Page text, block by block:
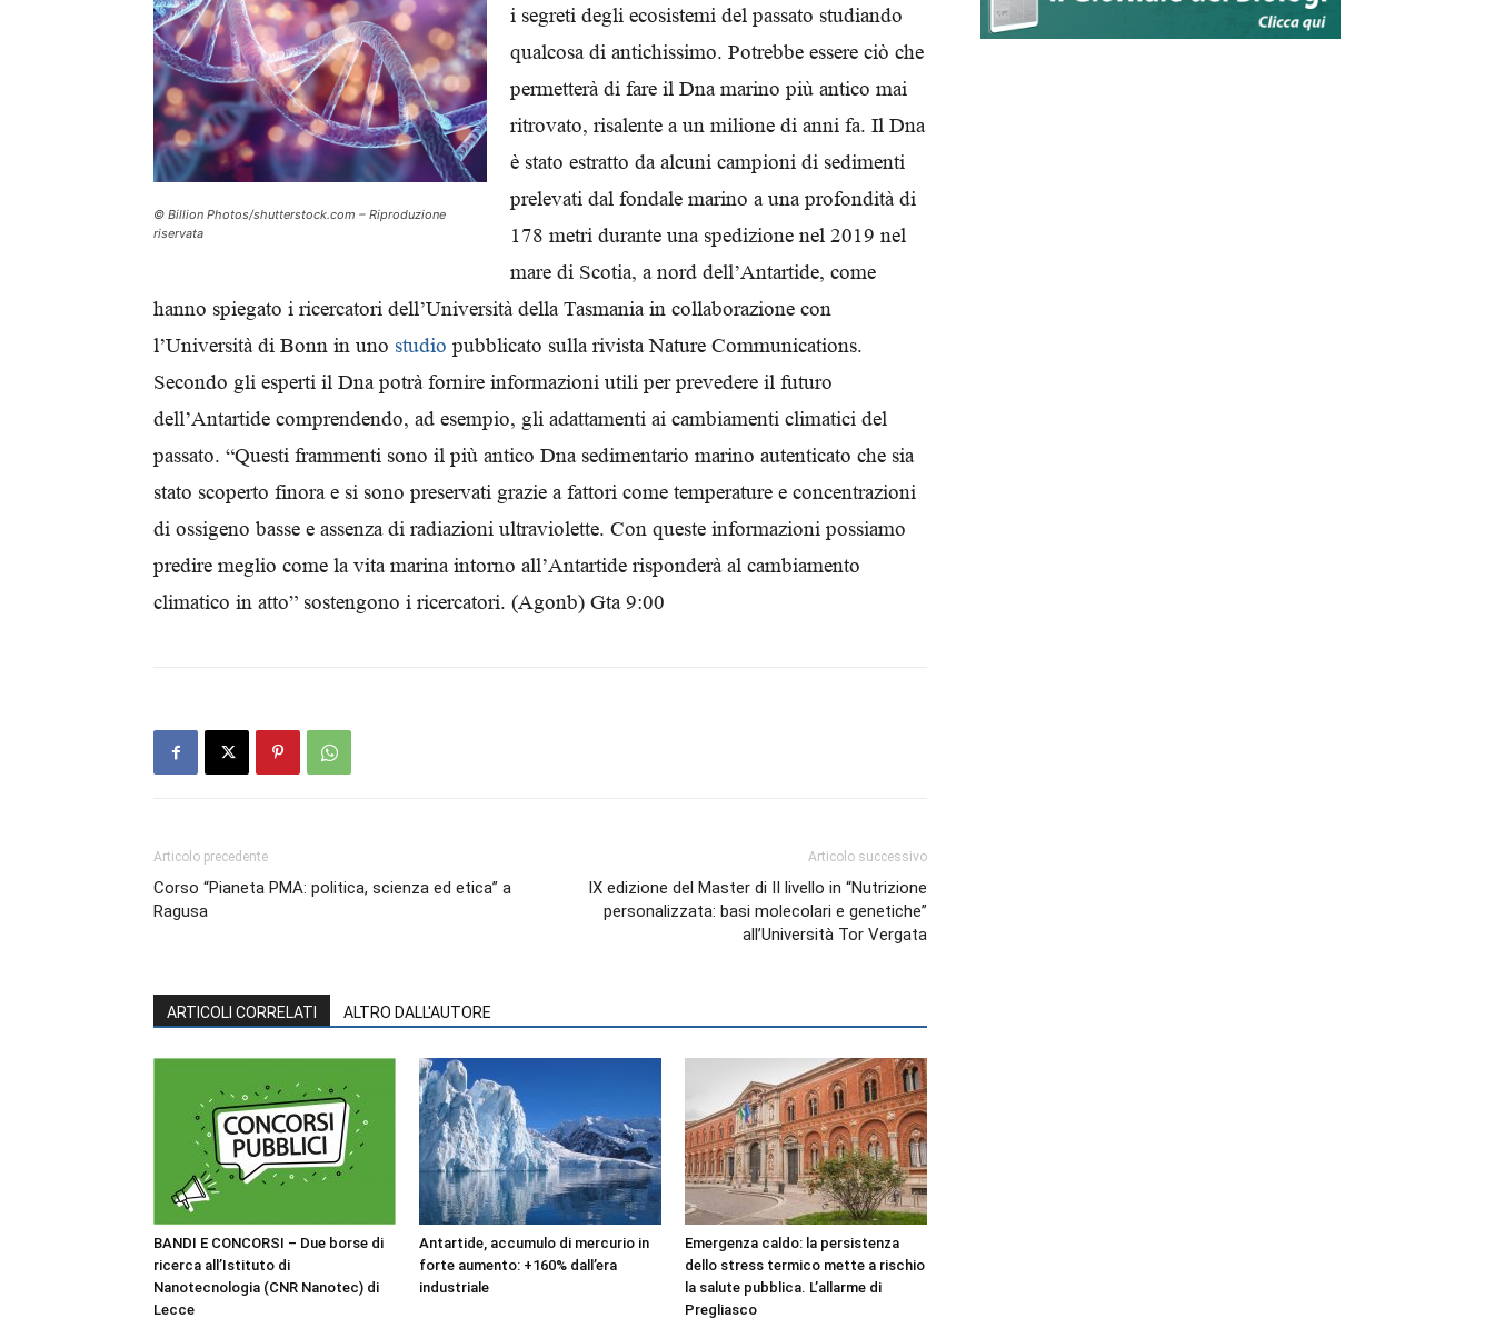
© Billion Photos/shutterstock.com – Riproduzione
riservata
i segreti degli ecosistemi del passato studiando
qualcosa di antichissimo. Potrebbe essere ciò che
permetterà di fare il Dna marino più antico mai
ritrovato, risalente a un milione di anni fa. Il Dna
è stato estratto da alcuni campioni di sedimenti
prelevati dal fondale marino a una profondità di
178 metri durante una spedizione nel 2019 nel
mare di Scotia, a nord dell’Antartide, come
hanno spiegato i ricercatori dell’Università della Tasmania in collaborazione con
l’Università di Bonn in uno studio pubblicato sulla rivista Nature Communications.
Secondo gli esperti il Dna potrà fornire informazioni utili per prevedere il futuro
dell’Antartide comprendendo, ad esempio, gli adattamenti ai cambiamenti climatici del
passato. “Questi frammenti sono il più antico Dna sedimentario marino autenticato che sia
stato scoperto finora e si sono preservati grazie a fattori come temperature e concentrazioni
di ossigeno basse e assenza di radiazioni ultraviolette. Con queste informazioni possiamo
predire meglio come la vita marina intorno all’Antartide risponderà al cambiamento
climatico in atto” sostengono i ricercatori. (Agonb) Gta 9:00
Articolo precedente
Corso “Pianeta PMA: politica, scienza ed etica” a
Ragusa
Articolo successivo
IX edizione del Master di II livello in “Nutrizione
personalizzata: basi molecolari e genetiche”
all’Università Tor Vergata
ARTICOLI CORRELATI ALTRO DALL'AUTORE
BANDI E CONCORSI – Due borse di
ricerca all’Istituto di
Nanotecnologia (CNR Nanotec) di
Lecce
Antartide, accumulo di mercurio in
forte aumento: +160% dall’era
industriale
Emergenza caldo: la persistenza
dello stress termico mette a rischio
la salute pubblica. L’allarme di
Pregliasco